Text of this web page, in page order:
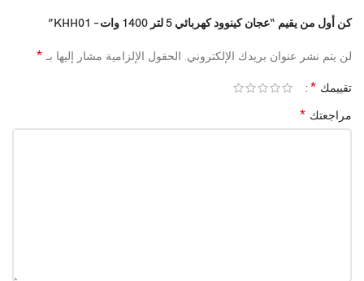
🟩
Technical Specs:
المواصفة التفاصيل
النوع
كن أول من يقيم “عجان كينوود كهربائي 5 لتر 1400 وات – KHH01”
لن يتم نشر عنوان بريدك الإلكتروني. الحقول الإلزامية مشار إليها بـ *
تقييمك *
مراجعتك *